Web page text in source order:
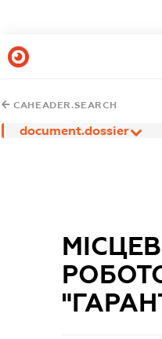
CAHEADER.SEARCH
document.dossier